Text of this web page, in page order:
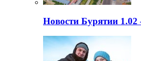
Новости Бурятии